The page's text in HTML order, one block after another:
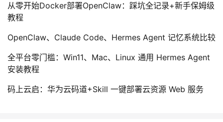
从零开始Docker部署OpenClaw：踩坑全记录+新手保姆级
教程
OpenClaw、Claude Code、Hermes Agent 记忆系统比较
全平台零门槛：Win11、Mac、Linux 通用 Hermes Agent
安装教程
码上云启：华为云码道+Skill 一键部署云资源 Web 服务